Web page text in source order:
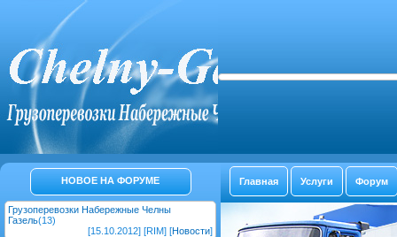
НОВОЕ НА ФОРУМЕ
Грузоперевозки Набережные Челны
Газель(13)
[15.10.2012] [RIM] [Новости]
Главная Услуги Форум